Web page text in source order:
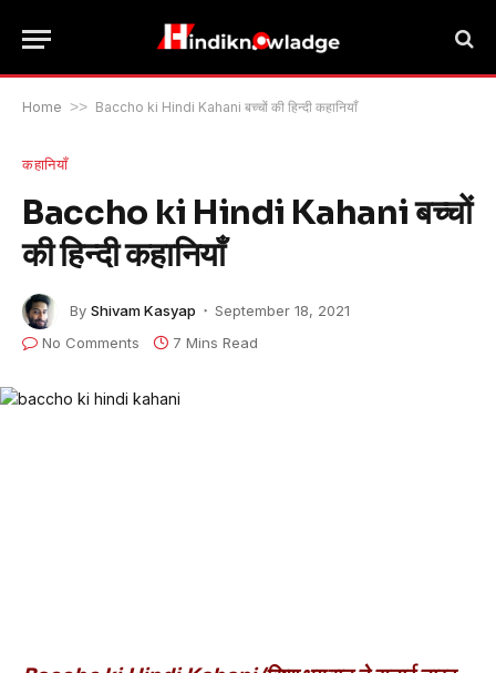
Home >> Baccho ki Hindi Kahani बच्चों की हिन्दी कहानियाँ
कहानियाँ
Baccho ki Hindi Kahani बच्चों
की हिन्दी कहानियाँ
By Shivam Kasyap
September 18, 2021
No Comments
7 Mins Read